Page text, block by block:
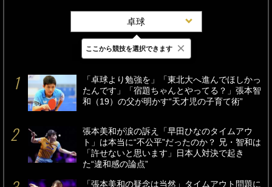
卓球
最新 24時間 週間
「卓球より勉強を」「東北大へ進んでほしかっ
たんです」「宿題ちゃんとやってる？」張本智
和（19）の父が明かす“天才児の子育て術”
張本美和が涙の訴え「早田ひなのタイムアウ
ト」は本当に“不公平”だったのか？ 兄・智和は
「許せないと思います」日本人対決で起き
た“違和感の論点”
「張本美和の疑念は当然」タイムアウト問題に
ここから競技を選択できます ×